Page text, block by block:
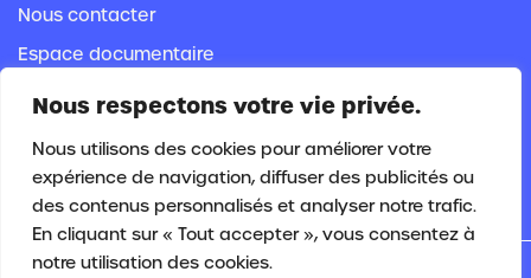
Nous respectons votre vie privée.
Nous utilisons des cookies pour améliorer votre
expérience de navigation, diffuser des publicités ou
des contenus personnalisés et analyser notre trafic.
En cliquant sur « Tout accepter », vous consentez à
notre utilisation des cookies.
Nous contacter
Espace documentaire
Plan du site|Mentions légales